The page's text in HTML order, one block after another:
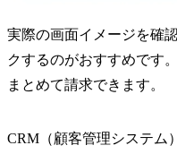
実際の画面イメージを確
クするのがおすすめです
まとめて請求できます。
CRM（顧客管理システム）